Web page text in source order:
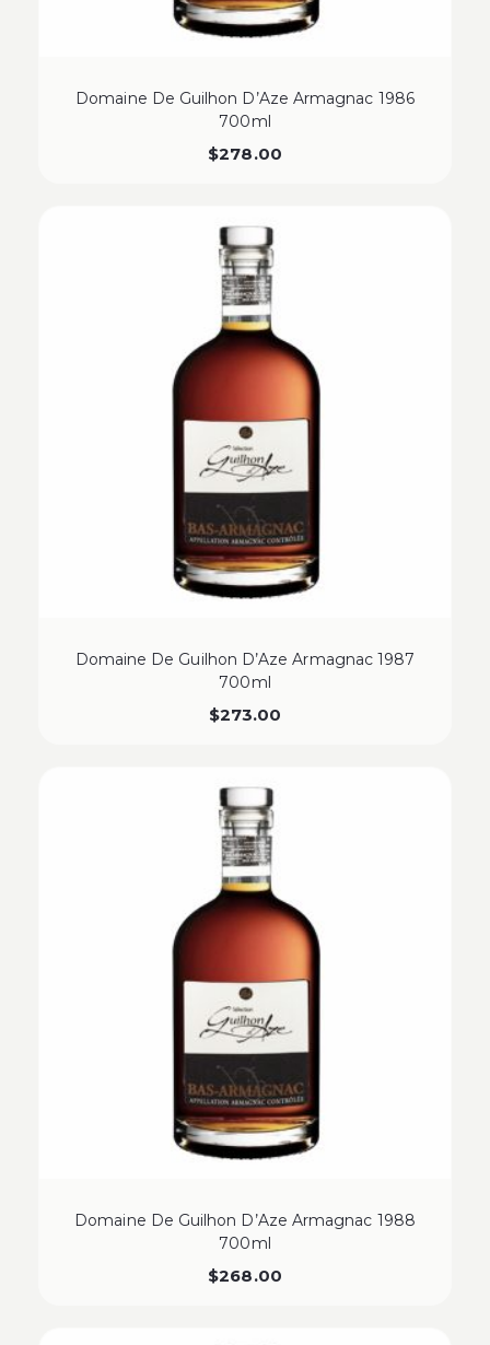
Domaine De Guilhon D’Aze Armagnac 1986
700ml
$278.00
Domaine De Guilhon D’Aze Armagnac 1987
700ml
$273.00
Domaine De Guilhon D’Aze Armagnac 1988
700ml
$268.00